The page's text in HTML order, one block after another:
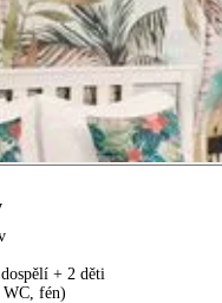
+ 2 děti
WC, fén)